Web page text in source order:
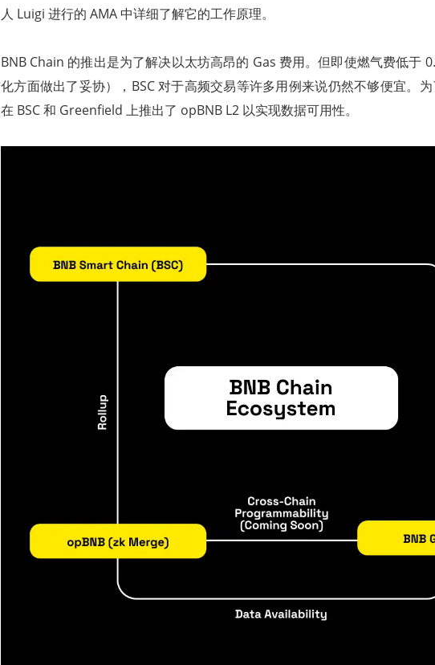
人 Luigi 进行的 AMA 中详细了解它的工作原理。
BNB Chain 的推出是为了解决以太坊高昂的 Gas 费用。但即使燃气费低于
化方面做出了妥协），BSC 对于高频交易等许多用例来说仍然不够便宜。
在 BSC 和 Greenfield 上推出了 opBNB L2 以实现数据可用性。